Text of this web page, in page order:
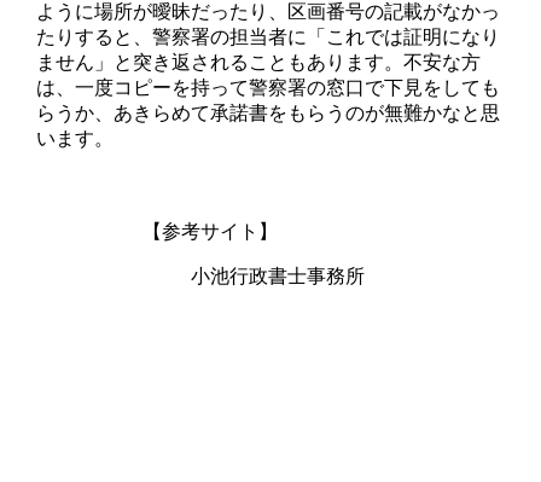
ように場所が曖昧だったり、区画番号の記載がなかっ
たりすると、警察署の担当者に「これでは証明になり
ません」と突き返されることもあります。不安な方
は、一度コピーを持って警察署の窓口で下見をしても
らうか、あきらめて承諾書をもらうのが無難かなと思
います。
【参考サイト】
小池行政書士事務所